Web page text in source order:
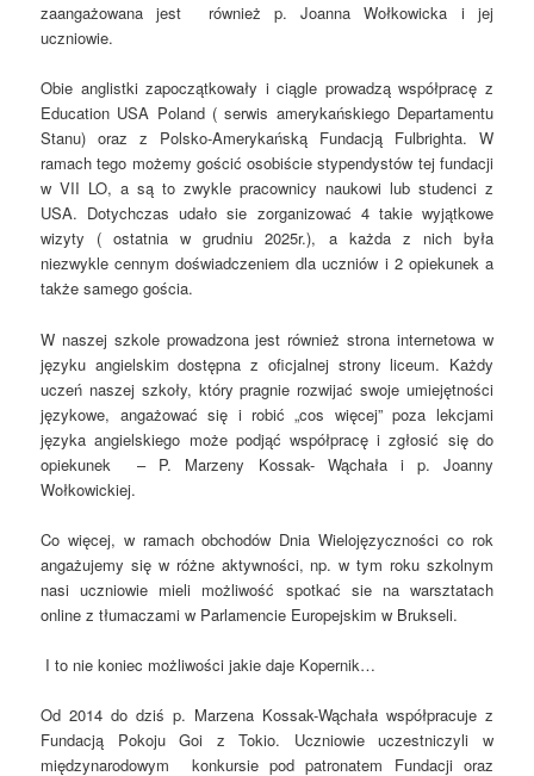
zaangażowana jest również p. Joanna Wołkowicka i jej
uczniowie.
Obie anglistki zapoczątkowały i ciągle prowadzą współpracę z
Education USA Poland ( serwis amerykańskiego Departamentu
Stanu) oraz z Polsko-Amerykańską Fundacją Fulbrighta. W
ramach tego możemy gościć osobiście stypendystów tej fundacji
w VII LO, a są to zwykle pracownicy naukowi lub studenci z
USA. Dotychczas udało sie zorganizować 4 takie wyjątkowe
wizyty ( ostatnia w grudniu 2025r.), a każda z nich była
niezwykle cennym doświadczeniem dla uczniów i 2 opiekunek a
także samego gościa.
W naszej szkole prowadzona jest również strona internetowa w
języku angielskim dostępna z oficjalnej strony liceum. Każdy
uczeń naszej szkoły, który pragnie rozwijać swoje umiejętności
językowe, angażować się i robić „cos więcej” poza lekcjami
języka angielskiego może podjąć współpracę i zgłosić się do
opiekunek – P. Marzeny Kossak- Wąchała i p. Joanny
Wołkowickiej.
Co więcej, w ramach obchodów Dnia Wielojęzyczności co rok
angażujemy się w różne aktywności, np. w tym roku szkolnym
nasi uczniowie mieli możliwość spotkać sie na warsztatach
online z tłumaczami w Parlamencie Europejskim w Brukseli.
I to nie koniec możliwości jakie daje Kopernik…
Od 2014 do dziś p. Marzena Kossak-Wąchała współpracuje z
Fundacją Pokoju Goi z Tokio. Uczniowie uczestniczyli w
międzynarodowym konkursie pod patronatem Fundacji oraz